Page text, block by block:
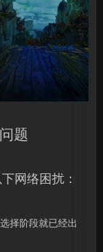
题
网络困扰：
择阶段就已经出